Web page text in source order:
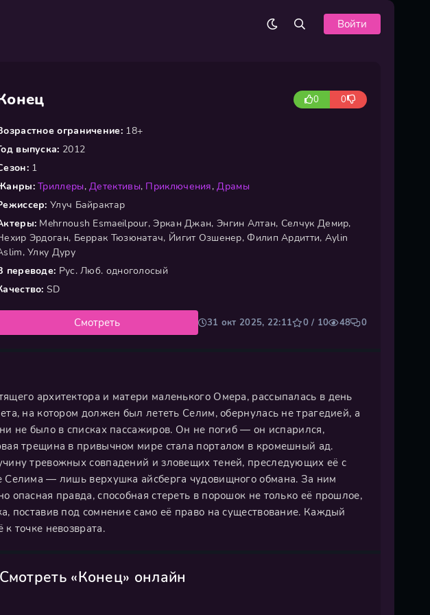
Войти
0 0
ограничение:18+
выпуска: 2012
1
Триллеры,Детективы, Приключения,Драмы
Улуч Байрактар
Mehrnoush Esmaeilpour, Эркан Джан, Энгин Алтан, Селчук Демир,
Эрдоган, Беррак Тюзюнатач, Йигит Озшенер, Филип Ардитти, Aylin
Улку Дуру
переводе: Рус. Люб. одноголосый
SD
Смотреть 31 окт 2025, 22:11 0 / 10 48 0
архитектора и матери маленького Омера, рассыпалась в день
на котором должен был лететь Селим, обернулась не трагедией, а
не было в списках пассажиров. Он не погиб — он испарился,
трещина в привычном мире стала порталом в кромешный ад.
тревожных совпадений и зловещих теней, преследующих её с
Селима — лишь верхушка айсберга чудовищного обмана. За ним
опасная правда, способная стереть в порошок не только её прошлое,
поставив под сомнение само её право на существование. Каждый
точке невозврата.
Смотреть «Конец» онлайн